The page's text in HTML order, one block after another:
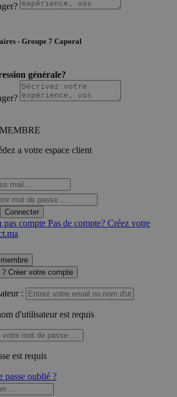
- Groupe 7 Caporal
générale?
a votre espace client
Connecter
Pas de compte? Créez votre
Créer votre compte
:
d'utilisateur est requis
est requis
passe oublié ?